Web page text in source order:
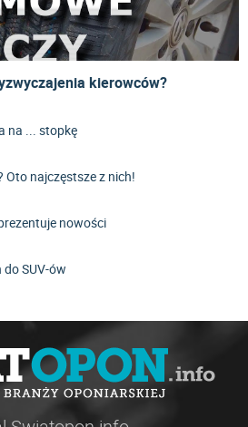
kierowców?
na ... stopkę
Oto najczęstsze z nich!
nowości
SUV-ów